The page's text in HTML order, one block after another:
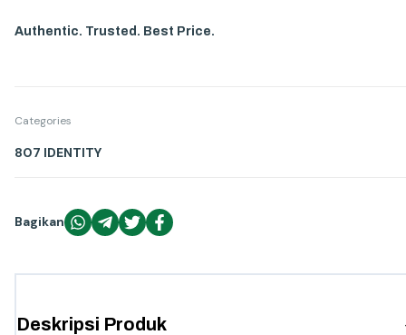
Authentic. Trusted. Best Price.
Categories
807 IDENTITY
Bagikan
Deskripsi Produk